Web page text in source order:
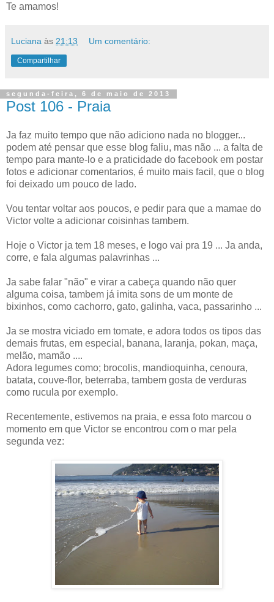
Te amamos!
Luciana às 21:13 Um comentário:
Compartilhar
segunda-feira, 6 de maio de 2013
Post 106 - Praia
Ja faz muito tempo que não adiciono nada no blogger...
podem até pensar que esse blog faliu, mas não ... a falta de
tempo para mante-lo e a praticidade do facebook em postar
fotos e adicionar comentarios, é muito mais facil, que o blog
foi deixado um pouco de lado.
Vou tentar voltar aos poucos, e pedir para que a mamae do
Victor volte a adicionar coisinhas tambem.
Hoje o Victor ja tem 18 meses, e logo vai pra 19 ... Ja anda,
corre, e fala algumas palavrinhas ...
Ja sabe falar "não" e virar a cabeça quando não quer
alguma coisa, tambem já imita sons de um monte de
bixinhos, como cachorro, gato, galinha, vaca, passarinho ...
Ja se mostra viciado em tomate, e adora todos os tipos das
demais frutas, em especial, banana, laranja, pokan, maça,
melão, mamão ....
Adora legumes como; brocolis, mandioquinha, cenoura,
batata, couve-flor, beterraba, tambem gosta de verduras
como rucula por exemplo.
Recentemente, estivemos na praia, e essa foto marcou o
momento em que Victor se encontrou com o mar pela
segunda vez: